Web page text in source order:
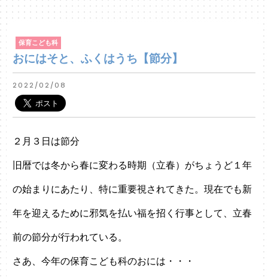
保育こども科
おにはそと、ふくはうち【節分】
2022/02/08
２月３日は節分
旧暦では冬から春に変わる時期（立春）がちょうど１年
の始まりにあたり、特に重要視されてきた。現在でも新
年を迎えるために邪気を払い福を招く行事として、立春
前の節分が行われている。
さあ、今年の保育こども科のおには・・・